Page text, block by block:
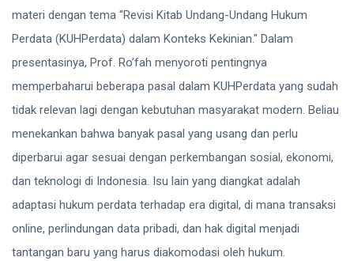
materi dengan tema "Revisi Kitab Undang-Undang Hukum
Perdata (KUHPerdata) dalam Konteks Kekinian." Dalam
presentasinya, Prof. Ro’fah menyoroti pentingnya
memperbaharui beberapa pasal dalam KUHPerdata yang sudah
tidak relevan lagi dengan kebutuhan masyarakat modern. Beliau
menekankan bahwa banyak pasal yang usang dan perlu
diperbarui agar sesuai dengan perkembangan sosial, ekonomi,
dan teknologi di Indonesia. Isu lain yang diangkat adalah
adaptasi hukum perdata terhadap era digital, di mana transaksi
online, perlindungan data pribadi, dan hak digital menjadi
tantangan baru yang harus diakomodasi oleh hukum.